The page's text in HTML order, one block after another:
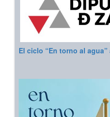
El ciclo “En torno al